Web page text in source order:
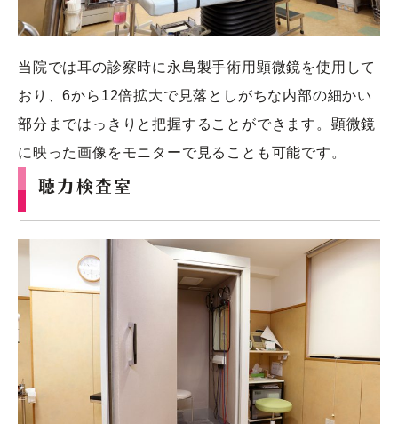
当院では耳の診察時に永島製手術用顕微鏡を使用して
おり、6から12倍拡大で見落としがちな内部の細かい
部分まではっきりと把握することができます。顕微鏡
に映った画像をモニターで見ることも可能です。
聴力検査室